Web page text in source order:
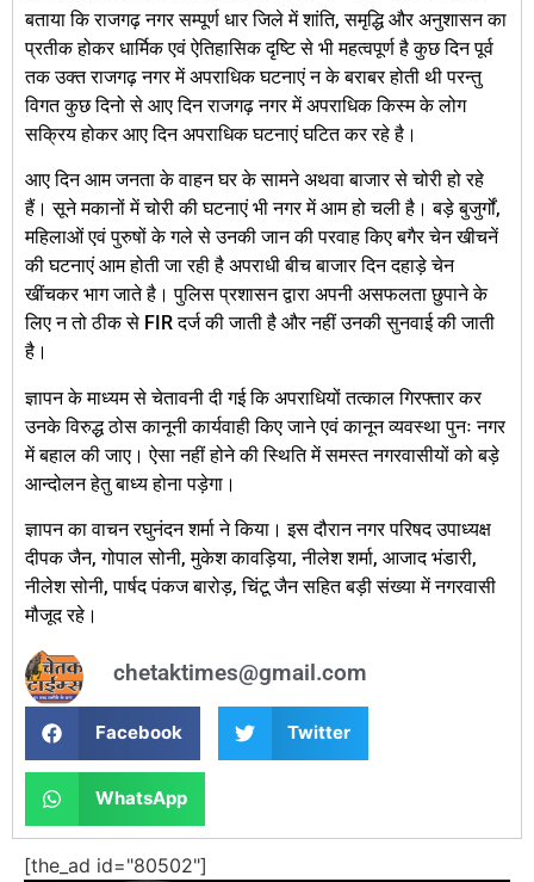
बताया कि राजगढ़ नगर सम्पूर्ण धार जिले में शांति, समृद्धि और अनुशासन का
प्रतीक होकर धार्मिक एवं ऐतिहासिक दृष्टि से भी महत्वपूर्ण है कुछ दिन पूर्व
तक उक्त राजगढ़ नगर में अपराधिक घटनाएं न के बराबर होती थी परन्तु
विगत कुछ दिनो से आए दिन राजगढ़ नगर में अपराधिक किस्म के लोग
सक्रिय होकर आए दिन अपराधिक घटनाएं घटित कर रहे है।
आए दिन आम जनता के वाहन घर के सामने अथवा बाजार से चोरी हो रहे
हैं। सूने मकानों में चोरी की घटनाएं भी नगर में आम हो चली है। बड़े बुजुर्गों,
महिलाओं एवं पुरुषों के गले से उनकी जान की परवाह किए बगैर चेन खीचनें
की घटनाएं आम होती जा रही है अपराधी बीच बाजार दिन दहाड़े चेन
खींचकर भाग जाते है। पुलिस प्रशासन द्वारा अपनी असफलता छुपाने के
लिए न तो ठीक से FIR दर्ज की जाती है और नहीं उनकी सुनवाई की जाती
है।
ज्ञापन के माध्यम से चेतावनी दी गई कि अपराधियों तत्काल गिरफ्तार कर
उनके विरुद्ध ठोस कानूनी कार्यवाही किए जाने एवं कानून व्यवस्था पुनः नगर
में बहाल की जाए। ऐसा नहीं होने की स्थिति में समस्त नगरवासीयों को बड़े
आन्दोलन हेतु बाध्य होना पड़ेगा।
ज्ञापन का वाचन रघुनंदन शर्मा ने किया। इस दौरान नगर परिषद उपाध्यक्ष
दीपक जैन, गोपाल सोनी, मुकेश कावड़िया, नीलेश शर्मा, आजाद भंडारी,
नीलेश सोनी, पार्षद पंकज बारोड़, चिंटू जैन सहित बड़ी संख्या में नगरवासी
मौजूद रहे।
chetaktimes@gmail.com
Facebook Twitter
WhatsApp
[the_ad id="80502"]